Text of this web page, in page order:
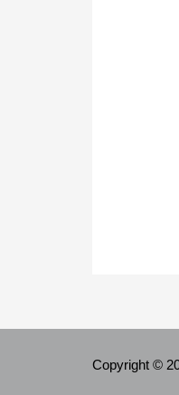
Copyright ©